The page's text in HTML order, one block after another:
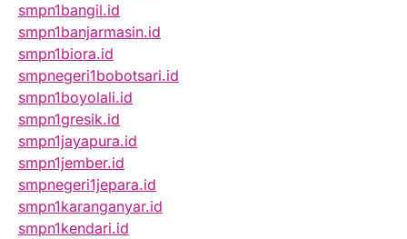
smpn1bangil.id
smpn1banjarmasin.id
smpn1biora.id
smpnegeri1bobotsari.id
smpn1boyolali.id
smpn1gresik.id
smpn1jayapura.id
smpn1jember.id
smpnegeri1jepara.id
smpn1karanganyar.id
smpn1kendari.id